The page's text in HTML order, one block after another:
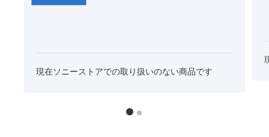
現在ソニーストアでの​取り扱いのない商品です